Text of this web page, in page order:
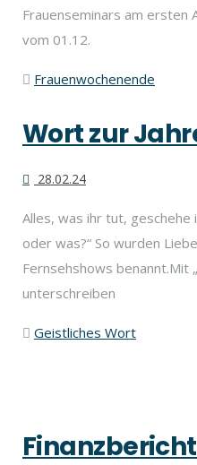
Frauenseminars am ersten
vom 01.12.
Frauenwochenende
Wort zur
28.02.24
Alles, was ihr tut, geschehe
oder was?“ So wurden
Fernsehshows benannt.Mit
unterschreiben
Geistliches Wort
Finanzbericht